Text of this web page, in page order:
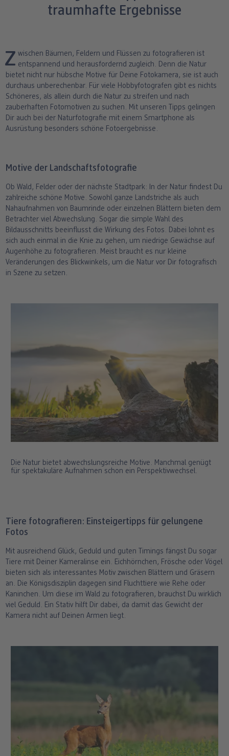
Art Prints
Fotomagnete
Fotosticker
Fotoaufsteller mit Standfuß
Biometrisches Passbild
Poster
hexxas
Poster mit Rahmen
Mehrteilige Bilder
Große Fotos
Handyhüllen
Schule & Büro
Baby & Kind
Für unterwegs
Haustier
Einschulung
Karte konfigurieren
Klappkarten
Foto- & Postkarten
Karte mit Einsteckfoto
Fotoleinwand
Markt
traumhafte Ergebnisse
Zwischen Bäumen, Feldern und Flüssen zu fotografieren ist entspannend und herausfordernd zugleich. Denn die Natur
bietet nicht nur hübsche Motive für Deine Fotokamera, sie ist auch
durchaus unberechenbar. Für viele Hobbyfotografen gibt es nichts
Schöneres, als allein durch die Natur zu streifen und nach
zauberhaften Fotomotiven zu suchen. Mit unseren Tipps gelingen
Dir auch bei der Naturfotografie mit einem Smartphone als
Ausrüstung besonders schöne Fotoergebnisse.
Motive der Landschaftsfotografie
Ob Wald, Felder oder der nächste Stadtpark: In der Natur findest Du
zahlreiche schöne Motive. Sowohl ganze Landstriche als auch
Nahaufnahmen von Baumrinde oder einzelnen Blättern bieten dem
Betrachter viel Abwechslung. Sogar die simple Wahl des
Bildausschnitts beeinflusst die Wirkung des Fotos. Dabei lohnt es
sich auch einmal in die Knie zu gehen, um niedrige Gewächse auf
Augenhöhe zu fotografieren. Meist braucht es nur kleine
Veränderungen des Blickwinkels, um die Natur vor Dir fotografisch
in Szene zu setzen.
Die Natur bietet abwechslungsreiche Motive. Manchmal genügt
für spektakuläre Aufnahmen schon ein Perspektivwechsel.
Tiere fotografieren: Einsteigertipps für gelungene
Fotos
Mit ausreichend Glück, Geduld und guten Timings fängst Du sogar
Tiere mit Deiner Kameralinse ein. Eichhörnchen, Frösche oder Vögel
bieten sich als interessantes Motiv zwischen Blättern und Gräsern
an. Die Königsdisziplin dagegen sind Fluchttiere wie Rehe oder
Kaninchen. Um diese im Wald zu fotografieren, brauchst Du wirklich
viel Geduld. Ein Stativ hilft Dir dabei, da damit das Gewicht der
Kamera nicht auf Deinen Armen liegt.